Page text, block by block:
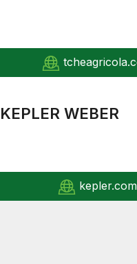
KEPLER WEBER